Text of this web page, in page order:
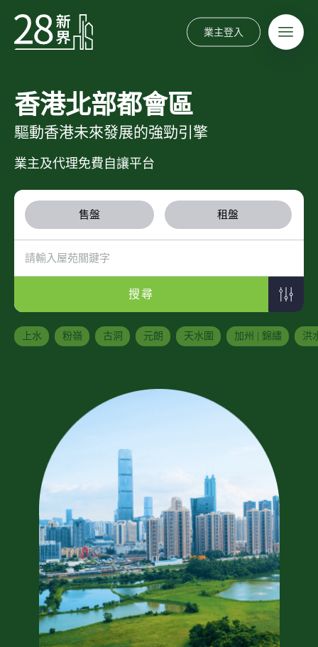
業主登入
香港北部都會區
驅動香港未來發展的強勁引擎
業主及代理免費自讓平台
售盤 租盤
搜尋
上水 粉嶺 古洞 元朗 天水圍 加州 | 錦繡 洪